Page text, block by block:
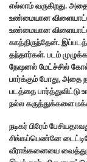
எல்லாம் வருகிறது.
உண்மையான விளையாட்டு
உண்மையான
காத்திருந்தேன்.
தந்தார்கள். படம்
நேஷனல் மேட்ச்சில்
பார்க்கும் போது,
படத்தை
நல்ல கருத்துக்களை
நடிகர் பிரேம்
சிங்கப்பெண்னே
வீராங்கனையை வைத்து,